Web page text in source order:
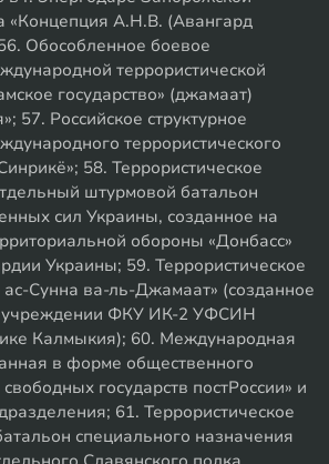
«Концепция А.Н.В. (Авангард
Обособленное боевое
террористической
государство» (джамаат)
57. Российское структурное
террористического
58. Террористическое
штурмовой батальон
сил Украины, созданное на
обороны «Донбасс»
Украины; 59. Террористическое
Сунна ва-ль-Джамаат» (созданное
учреждении ФКУ ИК-2 УФСИН
Калмыкия); 60. Международная
в форме общественного
государств постРоссии» и
61. Террористическое
специального назначения